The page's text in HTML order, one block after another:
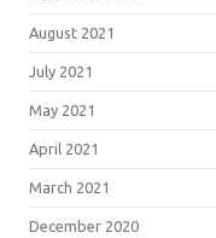
August 2021
July 2021
May 2021
April 2021
March 2021
December 2020